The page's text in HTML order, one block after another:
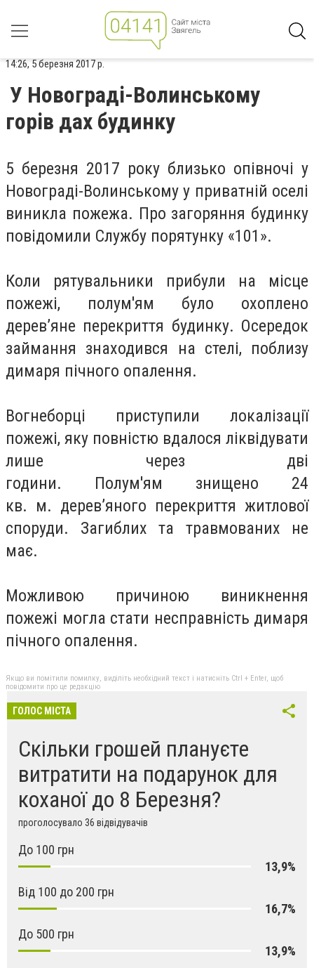
14:26, 5 березня 2017 р.
У Новограді-Волинському
горів дах будинку
5 березня 2017 року близько опівночі у
Новограді-Волинському у приватній оселі
виникла пожежа. Про загоряння будинку
повідомили Службу порятунку «101».
Коли рятувальники прибули на місце
пожежі, полум'ям було охоплено
дерев’яне перекриття будинку. Осередок
займання знаходився на стелі, поблизу
димаря пічного опалення.
Вогнеборці приступили локалізації
пожежі, яку повністю вдалося ліквідувати
лише через дві
години. Полум'ям знищено 24
кв. м. дерев’яного перекриття житлової
споруди. Загиблих та травмованих не
має.
Можливою причиною виникнення
пожежі могла стати несправність димаря
пічного опалення.
Якщо ви помітили помилку, виділіть необхідний текст і натисніть Ctrl + Enter, щоб
повідомити про це редакцію
ГОЛОС МІСТА
Скільки грошей плануєте
витратити на подарунок для
коханої до 8 Березня?
проголосувало 36 відвідувачів
До 100 грн
13,9%
Від 100 до 200 грн
16,7%
До 500 грн
13,9%